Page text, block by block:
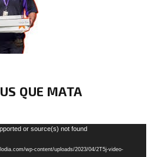
QUE MATA
or source(s) not found
wp-content/uploads/2023/04/2T5j-video-